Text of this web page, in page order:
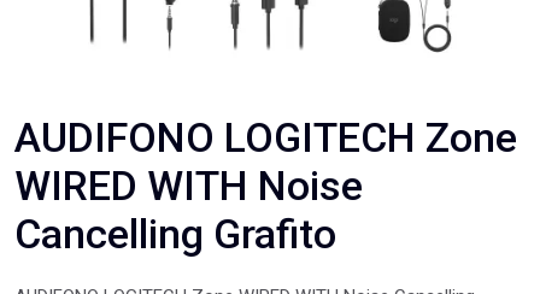
AUDIFONO LOGITECH Zone
WIRED WITH Noise
Cancelling Grafito